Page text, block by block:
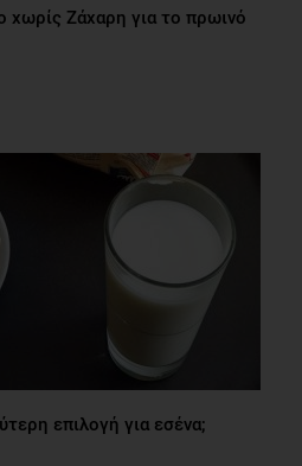
χωρίς Ζάχαρη για το πρωινό
επιλογή για εσένα;